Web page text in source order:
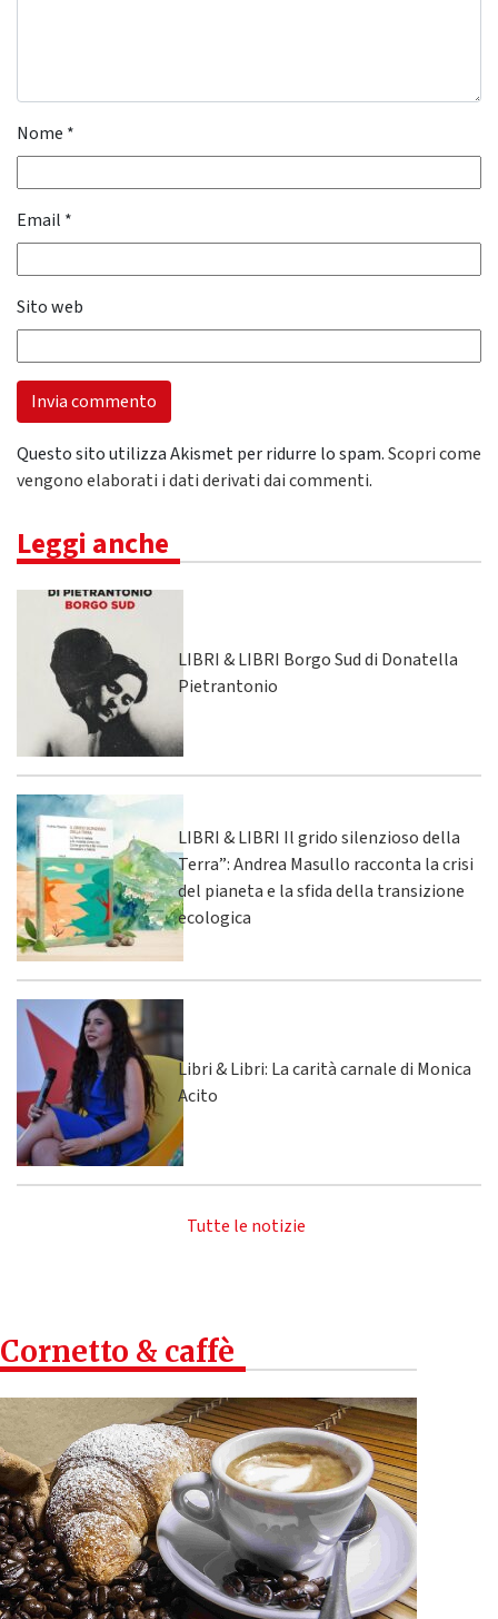
Nome *
Email *
Sito web
Questo sito utilizza Akismet per ridurre lo spam.Scopri come
vengono elaborati i dati derivati dai commenti.
Leggi anche
LIBRI & LIBRI Borgo Sud di Donatella
Pietrantonio
LIBRI & LIBRI Il grido silenzioso della
Terra”: Andrea Masullo racconta la crisi
del pianeta e la sfida della transizione
ecologica
Libri & Libri: La carità carnale di Monica
Acito
Tutte le notizie
Cornetto & caffè